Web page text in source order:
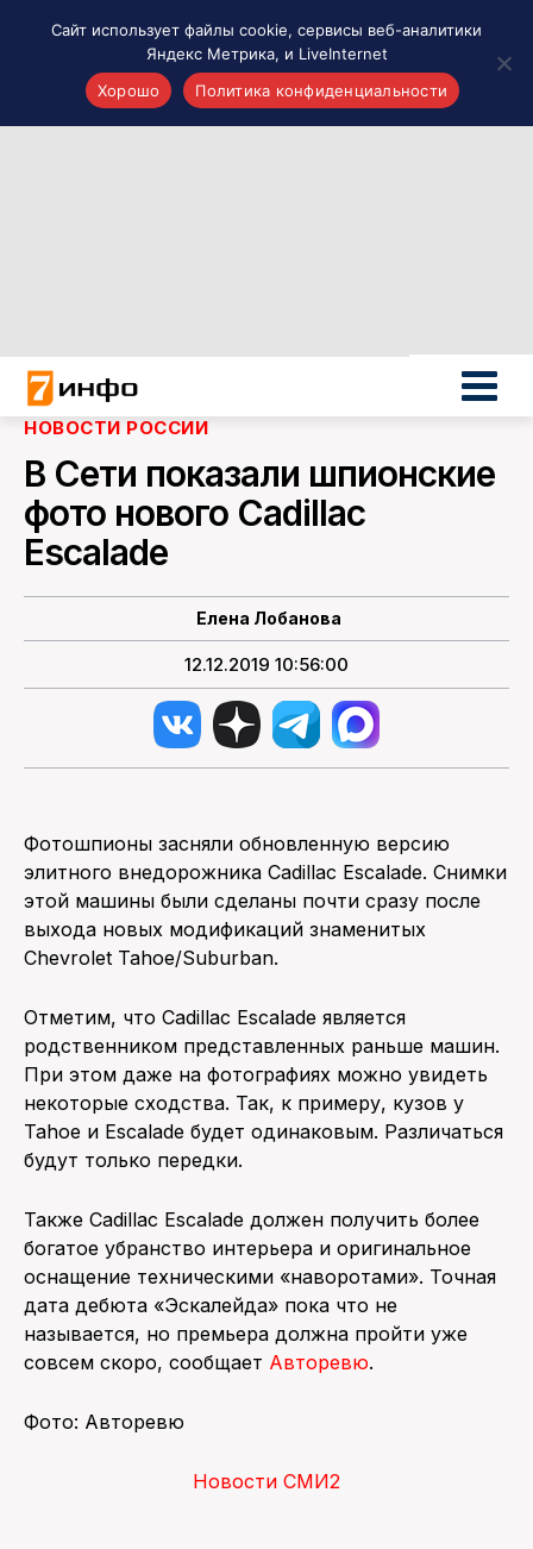
Новости России
Политика
Новости мира
О НАС
НОВОСТИ РОССИИ
В Сети показали шпионские
фото нового Cadillac
Escalade
Елена Лобанова
12.12.2019 10:56:00
Фотошпионы засняли обновленную версию
элитного внедорожника Cadillac Escalade. Снимки
этой машины были сделаны почти сразу после
выхода новых модификаций знаменитых
Chevrolet Tahoe/Suburban.
Отметим, что Cadillac Escalade является
родственником представленных раньше машин.
При этом даже на фотографиях можно увидеть
некоторые сходства. Так, к примеру, кузов у
Tahoe и Escalade будет одинаковым. Различаться
будут только передки.
Также Cadillac Escalade должен получить более
богатое убранство интерьера и оригинальное
оснащение техническими «наворотами». Точная
дата дебюта «Эскалейда» пока что не
называется, но премьера должна пройти уже
совсем скоро, сообщает Авторевю.
Фото: Авторевю
Новости СМИ2
Сайт использует файлы cookie, сервисы веб-аналитики
Яндекс Метрика, и LiveInternet
Хорошо
Политика конфиденциальности